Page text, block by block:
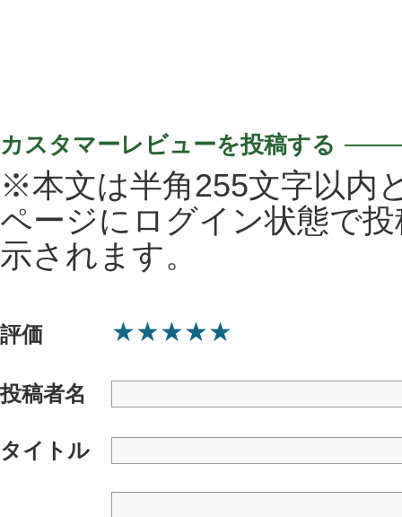
カスタマーレビューを投稿する
※本文は半角255文字以内
ページにログイン状態で
示されます。
評価 ★★★★★
投稿者名
タイトル